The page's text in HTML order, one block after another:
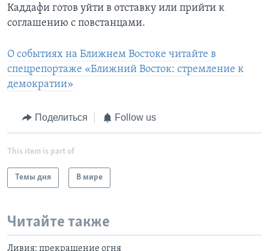
Каддафи готов уйти в отставку или прийти к
соглашению с повстанцами.
О событиях на Ближнем Востоке читайте в
спецрепортаже «Ближний Восток: стремление к
демократии»
Поделиться Follow us
This item is part of
Темы дня В мире
Читайте также
Ливия: прекращение огня